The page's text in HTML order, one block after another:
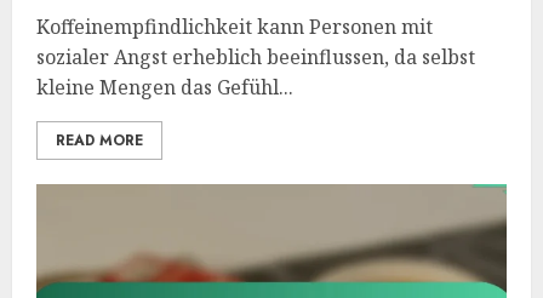
Koffeinempfindlichkeit kann Personen mit
sozialer Angst erheblich beeinflussen, da selbst
kleine Mengen das Gefühl...
READ MORE